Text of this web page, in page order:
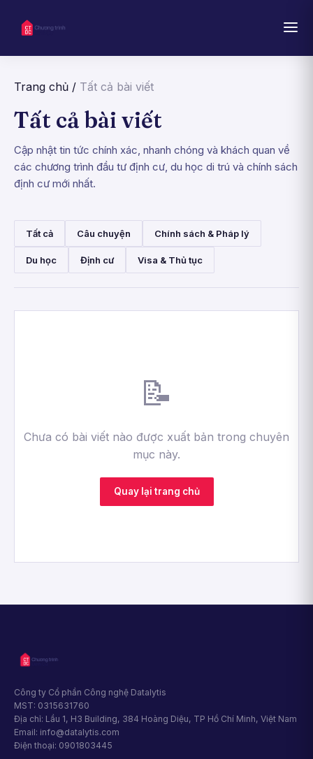
Trang chủ / Tất cả bài viết
Tất cả bài viết
Cập nhật tin tức chính xác, nhanh chóng và khách quan về
các chương trình đầu tư định cư, du học di trú và chính sách
định cư mới nhất.
Tất cả Câu chuyện Chính sách & Pháp lý
Du học Định cư Visa & Thủ tục
📝
Chưa có bài viết nào được xuất bản trong chuyên
mục này.
Quay lại trang chủ
Công ty Cổ phần Công nghệ Datalytis
MST: 0315631760
Địa chỉ: Lầu 1, H3 Building, 384 Hoàng Diệu, TP Hồ Chí Minh, Việt Nam
Email: info@datalytis.com
Điện thoại: 0901803445